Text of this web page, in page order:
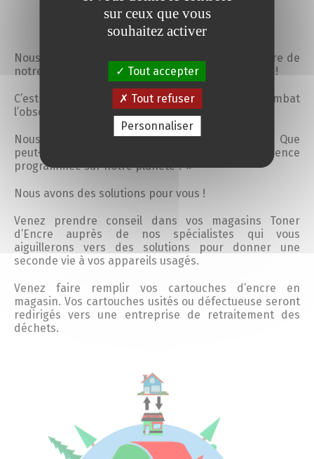
Nous devons tous nous impliquer dans le bien être de
notre planète car il nous impacte au premier chef !
C’est pour cela que Toner d’Encre combat
l’obsolescence programmée !
Nous pouvons alors nous poser la question « Que
peut-on faire pour diminuer l’impact de l’obsolescence
programmée sur notre planète ? »
Nous avons des solutions pour vous !
Venez prendre conseil dans vos magasins Toner
d’Encre auprès de nos spécialistes qui vous
aiguillerons vers des solutions pour donner une
seconde vie à vos appareils usagés.
Venez faire remplir vos cartouches d’encre en
magasin. Vos cartouches usités ou défectueuse seront
redirigés vers une entreprise de retraitement des
déchets.
sur ceux que vous
souhaitez activer
Tout accepter
Tout refuser
Personnaliser